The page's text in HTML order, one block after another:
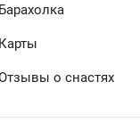
о снастях